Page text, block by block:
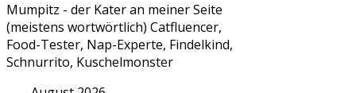
Mumpitz - der Kater an meiner Seite
(meistens wortwörtlich) Catfluencer,
Food-Tester, Nap-Experte, Findelkind,
Schnurrito, Kuschelmonster